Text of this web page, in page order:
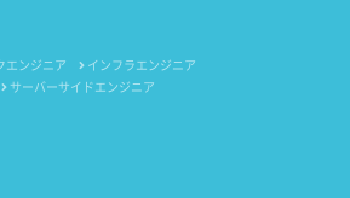
エンジニア
インフラエンジニア
サーバーサイドエンジニア